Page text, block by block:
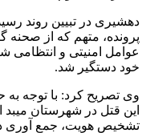
دهشیری در تبیین روند
پرونده، متهم که از
عوامل امنیتی و انتظامی
خود دستگیر شد.
وی تصریح کرد: با توجه
این قتل در شهرستان
تشخیص هویت، جمع آوری